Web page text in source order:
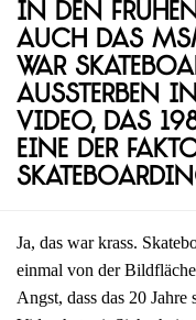
In den
auch das
war
Aussterben
Video, das
eine der
Ja, das war krass.
einmal von der
Angst, dass das 20